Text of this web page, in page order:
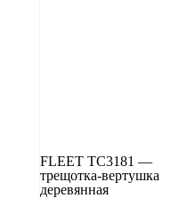
FLEET TC3181 —
трещотка-вертушка
деревянная